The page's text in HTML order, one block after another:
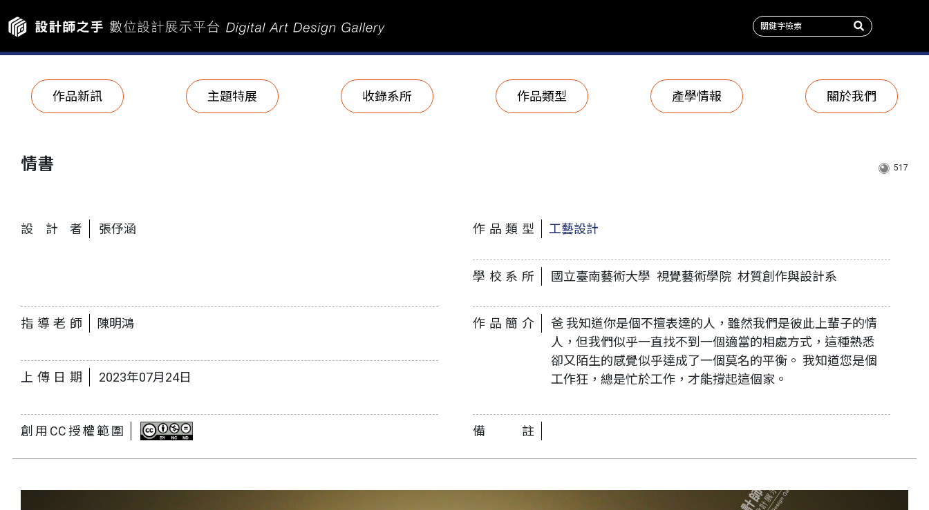
作品新訊 主題特展 收錄系所 作品類型 產學情報 關於我們
情書 517
設計者 張伃涵 作品類型 工藝設計
學校系所 國立臺南藝術大學 視覺藝術學院 材質創作與設計系
指導老師 陳明鴻 作品簡介
爸 我知道你是個不擅表達的人，雖然我們是彼此上輩子的情
人，但我們似乎一直找不到一個適當的相處方式，這種熟悉
卻又陌生的感覺似乎達成了一個莫名的平衡。 我知道您是個
工作狂，總是忙於工作，才能撐起這個家。
備註
上傳日期 2023年07月24日
創用CC授權範圍